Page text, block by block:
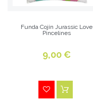
Funda Cojín Jurassic Love
Pincelines
9,00 €